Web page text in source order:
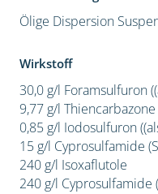
Ölige Dispersion
Wirkstoff
30,0 g/l Foramsulfuron
9,77 g/l
0,85 g/l Iodosulfuron
15 g/l Cyprosulfamide
240 g/l Isoxaflutole
240 g/l Cyprosulfamide